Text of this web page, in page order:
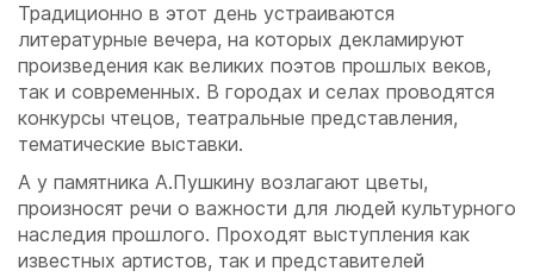
Традиционно в этот день устраиваются
литературные вечера, на которых декламируют
произведения как великих поэтов прошлых веков,
так и современных. В городах и селах проводятся
конкурсы чтецов, театральные представления,
тематические выставки.
А у памятника А.Пушкину возлагают цветы,
произносят речи о важности для людей культурного
наследия прошлого. Проходят выступления как
известных артистов, так и представителей